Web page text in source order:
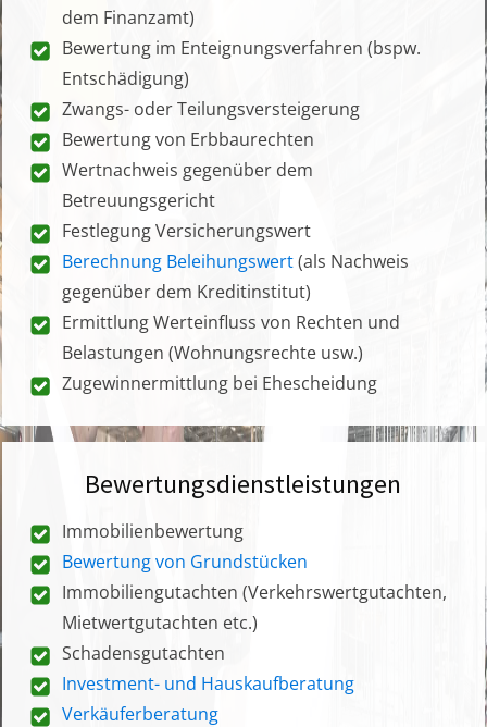
dem Finanzamt)
Bewertung im Enteignungsverfahren (bspw.
Entschädigung)
Zwangs- oder Teilungsversteigerung
Bewertung von Erbbaurechten
Wertnachweis gegenüber dem
Betreuungsgericht
Festlegung Versicherungswert
Berechnung Beleihungswert(als Nachweis
gegenüber dem Kreditinstitut)
Ermittlung Werteinfluss von Rechten und
Belastungen (Wohnungsrechte usw.)
Zugewinnermittlung bei Ehescheidung
Bewertungsdienstleistungen
Immobilienbewertung
Bewertung von Grundstücken
Immobiliengutachten (Verkehrswertgutachten,
Mietwertgutachten etc.)
Schadensgutachten
Investment- und Hauskaufberatung
Verkäuferberatung